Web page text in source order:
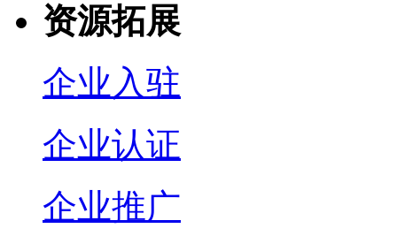
资源拓展
企业入驻
企业认证
企业推广